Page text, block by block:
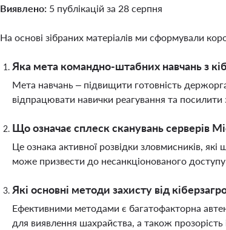
Виявлено: 5 публікацій за 28 серпня
На основі зібраних матеріалів ми сформували
Яка мета командно-штабних навчань з
Мета навчань – підвищити готовність
відпрацювати навички реагування та
Що означає сплеск сканувань серверів
Це ознака активної розвідки зловмисників,
може призвести до несанкціонованого доступу
Які основні методи захисту від
Ефективними методами є багатофакторна
для виявлення шахрайства, а також прозорість